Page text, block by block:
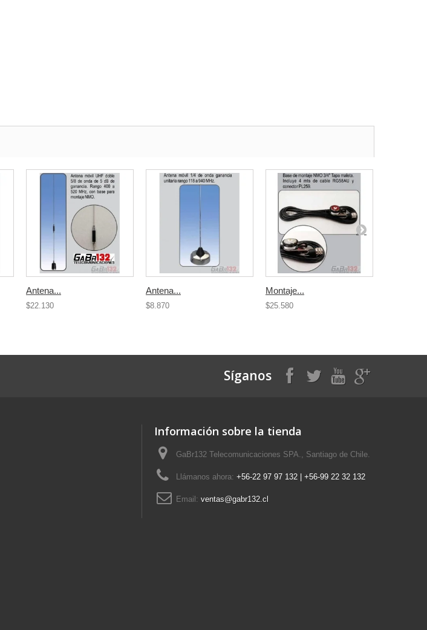
Antena...
$22.130
Antena...
$8.870
Montaje...
$25.580
Síganos
Información sobre la tienda
GaBr132 Telecomunicaciones SPA., Santiago de Chile.
Llámanos ahora: +56-22 97 97 132 | +56-99 22 32 132
Email: ventas@gabr132.cl